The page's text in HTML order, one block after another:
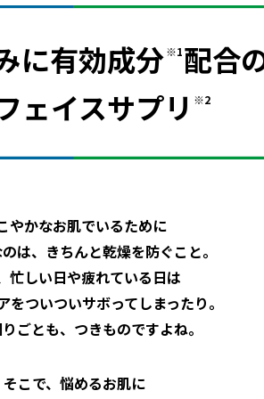
に有効成分※1配合
ェイスサプリ ※2
やかなお肌でいるために
は、きちんと乾燥を防ぐこと。
忙しい日や疲れている日は
をついついサボってしまったり。
ごとも、つきものですよね。
そこで、悩めるお肌に